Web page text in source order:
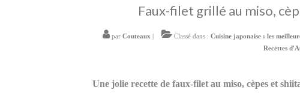
Faux-filet grillé au miso,
parCouteaux Classé dans :Cuisine japonaise : les
Recettes
Une jolie recette de faux-filet au miso, cèpes et